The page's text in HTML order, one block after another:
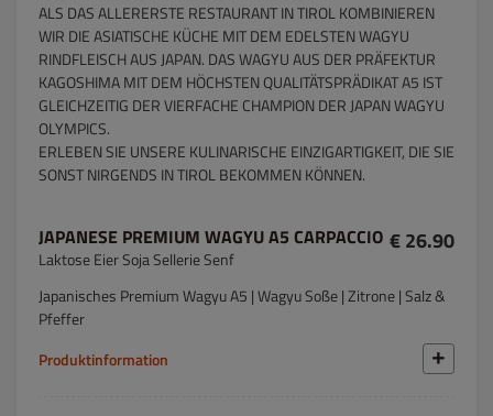
ALS DAS ALLERERSTE RESTAURANT IN TIROL KOMBINIEREN
WIR DIE ASIATISCHE KÜCHE MIT DEM EDELSTEN WAGYU
RINDFLEISCH AUS JAPAN. DAS WAGYU AUS DER PRÄFEKTUR
KAGOSHIMA MIT DEM HÖCHSTEN QUALITÄTSPRÄDIKAT A5 IST
GLEICHZEITIG DER VIERFACHE CHAMPION DER JAPAN WAGYU
OLYMPICS.
ERLEBEN SIE UNSERE KULINARISCHE EINZIGARTIGKEIT, DIE SIE
SONST NIRGENDS IN TIROL BEKOMMEN KÖNNEN.
JAPANESE PREMIUM WAGYU A5 CARPACCIO
Laktose Eier Soja Sellerie Senf
€ 26.90
Japanisches Premium Wagyu A5 | Wagyu Soße | Zitrone | Salz &
Pfeffer
Produktinformation